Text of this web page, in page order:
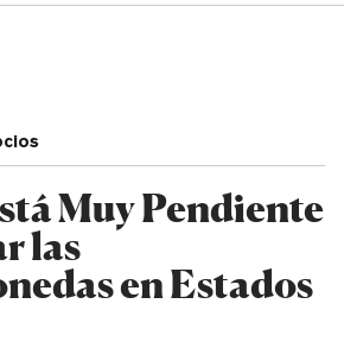
Muy Pendiente
las
en Estados